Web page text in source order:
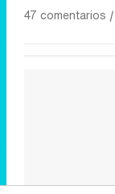
47 comentarios |